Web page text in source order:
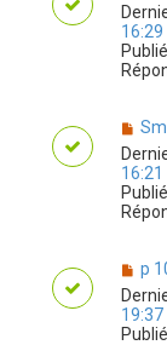
16:29
16:21
p
19:37